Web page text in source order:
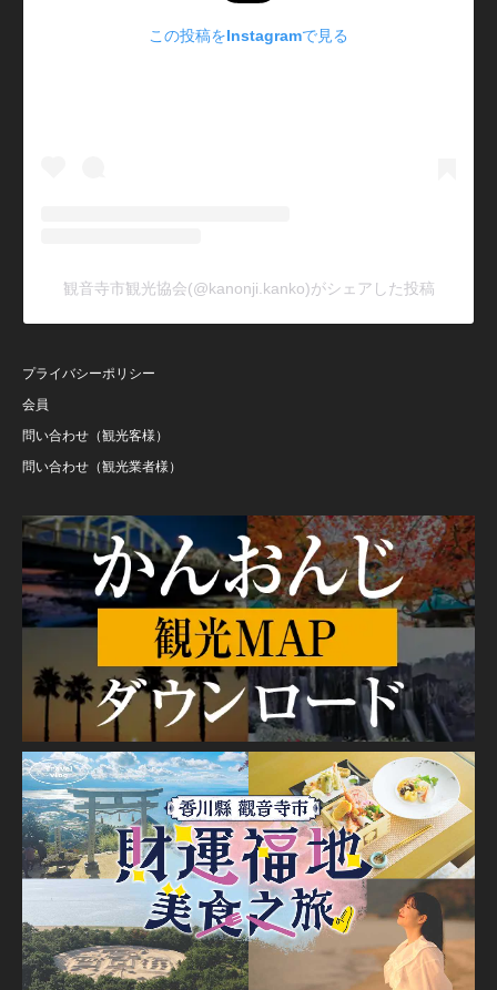
この投稿をInstagramで見る
観音寺市観光協会(@kanonji.kanko)がシェアした投稿
プライバシーポリシー
会員
問い合わせ（観光客様）
問い合わせ（観光業者様）